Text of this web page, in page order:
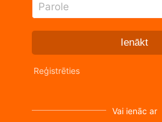
Parole
Ienākt
Reģistrēties
Vai ienāc ar